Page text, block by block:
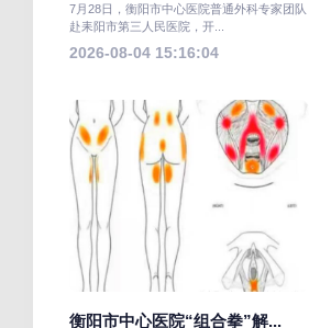
7月28日，衡阳市中心医院普通外科专家团队
赴耒阳市第三人民医院，开...
2026-08-04 15:16:04
衡阳市中心医院“组合拳”解...